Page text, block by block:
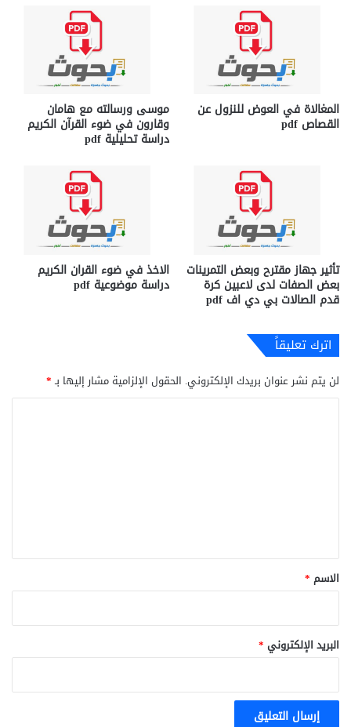
المغالاة في العوض للنزول عن
القصاص pdf
موسى ورسالته مع هامان
وقارون في ضوء القرآن الكريم
دراسة تحليلية pdf
تأثير جهاز مقترح وبعض التمرينات
بعض الصفات لدى لاعبين كرة
قدم الصالات بي دي اف pdf
الاخذ في ضوء القران الكريم
دراسة موضوعية pdf
اترك تعليقاً
لن يتم نشر عنوان بريدك الإلكتروني. الحقول الإلزامية مشار إليها بـ*
*
الاسم *
البريد الإلكتروني *